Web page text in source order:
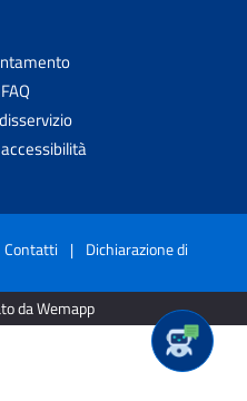
Contatti | Dichiarazione di
da Wemapp